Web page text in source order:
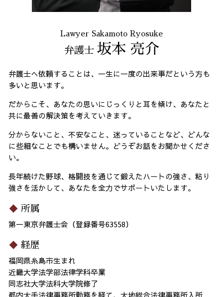
Lawyer Sakamoto Ryosuke
弁護士 坂本 亮介
弁護士へ依頼することは、一生に一度の出来事だという方も
多いと思います。
だからこそ、あなたの思いにじっくりと耳を傾け、あなたと
共に最善の解決策を考えていきます。
分からないこと、不安なこと、迷っていることなど、どんな
に些細なことでも構いません。どうぞお話をお聞かせくださ
い。
長年続けた野球、格闘技を通じて鍛えたハートの強さ、粘り
強さを活かして、あなたを全力でサポートいたします。
所属
第一東京弁護士会（登録番号63558）
経歴
福岡県糸島市生まれ
近畿大学法学部法律学科卒業
同志社大学法科大学院修了
都内大手法律事務所勤務を経て、大地総合法律事務所入所